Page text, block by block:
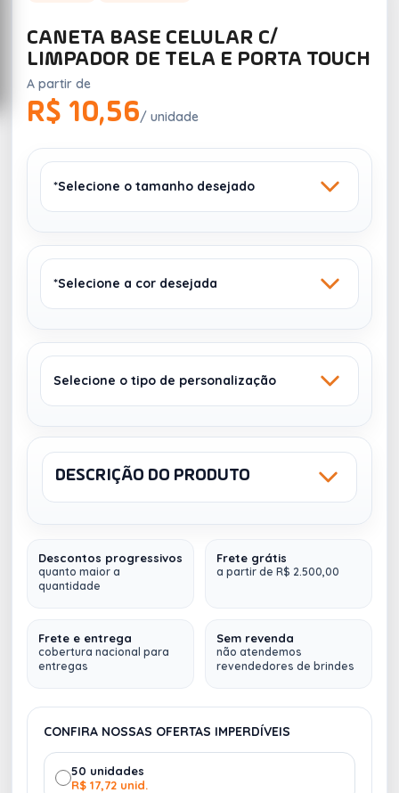
CANETA BASE CELULAR C/
LIMPADOR DE TELA E PORTA TOUCH
A partir de
R$ 10,56/ unidade
*Selecione o tamanho desejado
*Selecione a cor desejada
Sem estoque Sem estoque
Sem estoque
Selecione o tipo de personalização
DESCRIÇÃO DO PRODUTO
Caneta metálica
com suporte para celular,
ponteira touch screen e limpador de tela. Carga
Medidas aproximadas para gravação (CxL):
x 0,7 cm
Fazemos
para qualquer lugar do
Brasil)
Descontos progressivos
quanto maior a
quantidade
Frete grátis
a partir de R$ 2.500,00
Frete e entrega
cobertura nacional para
entregas
Sem revenda
não atendemos
revendedores de brindes
CONFIRA NOSSAS OFERTAS IMPERDÍVEIS
50 unidades
R$ 17,72 unid.